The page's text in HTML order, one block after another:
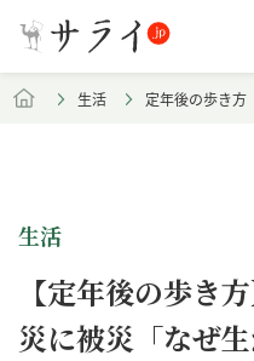
生活 定年後の歩き方
生活
【定年後の歩き
災に被災「なぜ